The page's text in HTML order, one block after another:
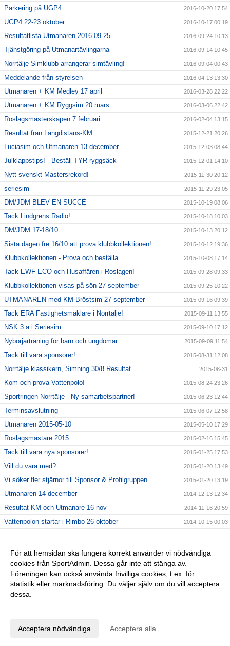
Parkering på UGP4 2016-10-20 17:54
UGP4 22-23 oktober 2016-10-17 00:19
Resultatlista Utmanaren 2016-09-25 2016-09-24 10:13
Tjänstgöring på Utmanartävlingarna 2016-09-14 10:45
Norrtälje Simklubb arrangerar simtävling! 2016-09-04 00:43
Meddelande från styrelsen 2016-04-13 13:30
Utmanaren + KM Medley 17 april 2016-03-28 22:22
Utmanaren + KM Ryggsim 20 mars 2016-03-06 22:42
Roslagsmästerskapen 7 februari 2016-02-04 13:15
Resultat från Långdistans-KM 2015-12-21 20:26
Luciasim och Utmanaren 13 december 2015-12-03 08:44
Julklappstips! - Beställ TYR ryggsäck 2015-12-01 14:10
Nytt svenskt Mastersrekord! 2015-11-30 20:12
seriesim 2015-11-29 23:05
DM/JDM BLEV EN SUCCÈ 2015-10-19 08:06
Tack Lindgrens Radio! 2015-10-18 10:03
DM/JDM 17-18/10 2015-10-13 20:12
Sista dagen fre 16/10 att prova klubbkollektionen! 2015-10-12 19:36
Klubbkollektionen - Prova och beställa 2015-10-08 17:14
Tack EWF ECO och Husaffären i Roslagen! 2015-09-28 09:33
Klubbkollektionen visas på sön 27 september 2015-09-25 10:22
UTMANAREN med KM Bröstsim 27 september 2015-09-16 09:39
Tack ERA Fastighetsmäklare i Norrtälje! 2015-09-11 13:55
NSK 3:a i Seriesim 2015-09-10 17:12
Nybörjarträning för barn och ungdomar 2015-09-09 11:54
Tack till våra sponsorer! 2015-08-31 12:08
Norrtälje klassikern, Simning 30/8 Resultat 2015-08-31
Kom och prova Vattenpolo! 2015-08-24 23:26
Sportringen Norrtälje - Ny samarbetspartner! 2015-06-23 12:44
Terminsavslutning 2015-06-07 12:58
Utmanaren 2015-05-10 2015-05-10 17:29
Roslagsmästare 2015 2015-02-16 15:45
Tack till våra nya sponsorer! 2015-01-25 17:53
Vill du vara med? 2015-01-20 13:49
Vi söker fler stjärnor till Sponsor & Profilgruppen 2015-01-20 13:19
Utmanaren 14 december 2014-12-13 12:34
Resultat KM och Utmanare 16 nov 2014-11-16 20:59
Vattenpolon startar i Rimbo 26 oktober 2014-10-15 00:03
Nybörjarträning i Norrtälje! 2014-09-11 13:09
Vi startar Vattenpolo i höst i form av Poolkampen. 2014-09-11 13:08
Vuxencrawl i Rimbo! 2014-09-11 13:00
För att hemsidan ska fungera korrekt använder vi nödvändiga
cookies från SportAdmin. Dessa går inte att stänga av.
Föreningen kan också använda frivilliga cookies, t.ex. för
statistik eller marknadsföring. Du väljer själv om du vill acceptera
dessa.
Acceptera nödvändiga Acceptera alla